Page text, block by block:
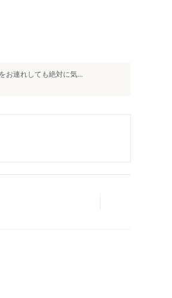
お連れしても絶対に気...